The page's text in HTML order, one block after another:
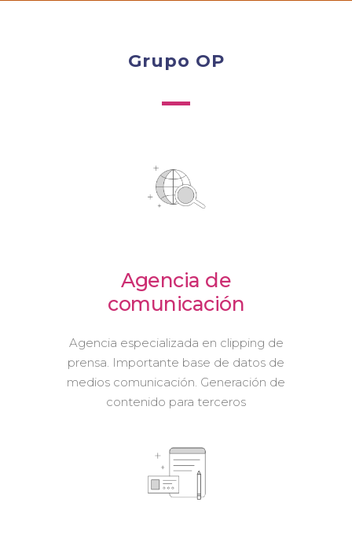
Grupo OP
Agencia de
comunicación
Agencia especializada en clipping de
prensa. Importante base de datos de
medios comunicación. Generación de
contenido para terceros